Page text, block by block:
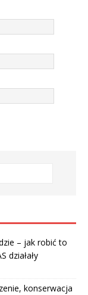
– jak robić to
działały
konserwacja